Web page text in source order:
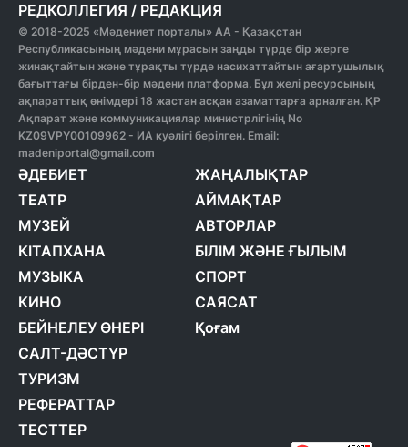
РЕДКОЛЛЕГИЯ / РЕДАКЦИЯ
© 2018-2025 «Мәдениет порталы» АА - Қазақстан
Республикасының мәдени мұрасын заңды түрде бір жерге
жинақтайтын және тұрақты түрде насихаттайтын ағартушылық
бағыттағы бірден-бір мәдени платформа. Бұл желі ресурсының
ақпараттық өнімдері 18 жастан асқан азаматтарға арналған. ҚР
Ақпарат және коммуникациялар министрлігінің No
KZ09VPY00109962 - ИА куәлігі берілген. Email:
madeniportal@gmail.com
ӘДЕБИЕТ
ТЕАТР
МУЗЕЙ
КІТАПХАНА
МУЗЫКА
КИНО
БЕЙНЕЛЕУ ӨНЕРІ
САЛТ-ДӘСТҮР
ТУРИЗМ
РЕФЕРАТТАР
ТЕСТТЕР
ЖАҢАЛЫҚТАР
АЙМАҚТАР
АВТОРЛАР
БІЛІМ ЖӘНЕ ҒЫЛЫМ
СПОРТ
САЯСАТ
Қоғам